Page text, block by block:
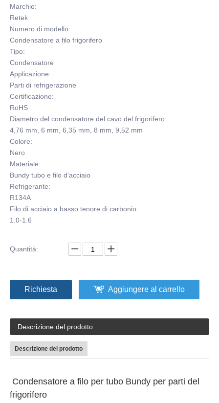
Marchio:
Retek
Numero di modello:
Condensatore a filo frigorifero
Tipo:
Condensatore
Applicazione:
Parti di refrigerazione
Certificazione:
RoHS
Diametro del condensatore del cavo del frigorifero:
4,76 mm, 6 mm, 6,35 mm, 8 mm, 9,52 mm
Colore:
Nero
Materiale:
Bundy tubo e filo d'acciaio
Refrigerante:
R134A
Filo di acciaio a basso tenore di carbonio:
1.0-1.6
Quantità:
Richiesta Aggiungere al carrello
Descrizione del prodotto
Descrizione del prodotto
Condensatore a filo per tubo Bundy per parti del
frigorifero